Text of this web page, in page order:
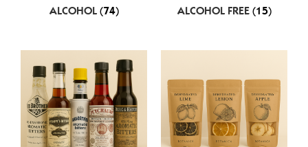
ALCOHOL (74) ALCOHOL FREE (15)